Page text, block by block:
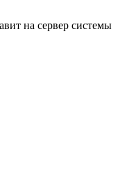
на сервер системы